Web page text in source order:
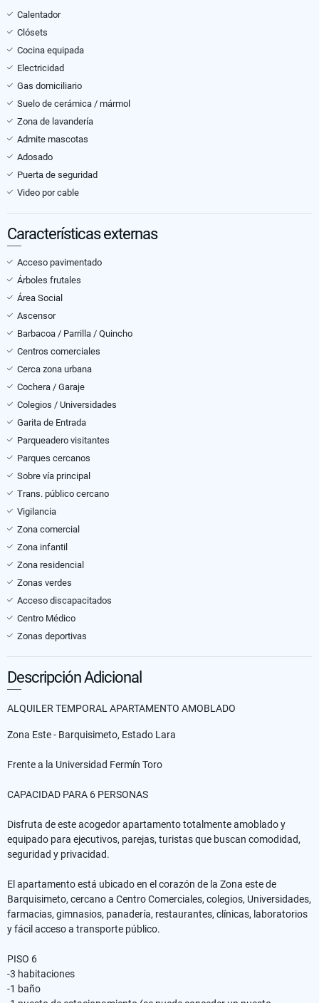
Calentador
Clósets
Cocina equipada
Electricidad
Gas domiciliario
Suelo de cerámica / mármol
Zona de lavandería
Admite mascotas
Adosado
Puerta de seguridad
Video por cable
Características externas
Acceso pavimentado
Árboles frutales
Área Social
Ascensor
Barbacoa / Parrilla / Quincho
Centros comerciales
Cerca zona urbana
Cochera / Garaje
Colegios / Universidades
Garita de Entrada
Parqueadero visitantes
Parques cercanos
Sobre vía principal
Trans. público cercano
Vigilancia
Zona comercial
Zona infantil
Zona residencial
Zonas verdes
Acceso discapacitados
Centro Médico
Zonas deportivas
Descripción Adicional
ALQUILER TEMPORAL APARTAMENTO AMOBLADO
Zona Este - Barquisimeto, Estado Lara
Frente a la Universidad Fermín Toro
CAPACIDAD PARA 6 PERSONAS
Disfruta de este acogedor apartamento totalmente amoblado y
equipado para ejecutivos, parejas, turistas que buscan comodidad,
seguridad y privacidad.
El apartamento está ubicado en el corazón de la Zona este de
Barquisimeto, cercano a Centro Comerciales, colegios, Universidades,
farmacias, gimnasios, panadería, restaurantes, clínicas, laboratorios
y fácil acceso a transporte público.
PISO 6
-3 habitaciones
-1 baño